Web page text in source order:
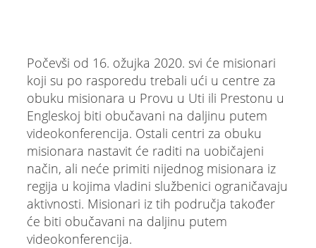
Počevši od 16. ožujka 2020. svi će misionari
koji su po rasporedu trebali ući u centre za
obuku misionara u Provu u Uti ili Prestonu u
Engleskoj biti obučavani na daljinu putem
videokonferencija. Ostali centri za obuku
misionara nastavit će raditi na uobičajeni
način, ali neće primiti nijednog misionara iz
regija u kojima vladini službenici ograničavaju
aktivnosti. Misionari iz tih područja također
će biti obučavani na daljinu putem
videokonferencija.